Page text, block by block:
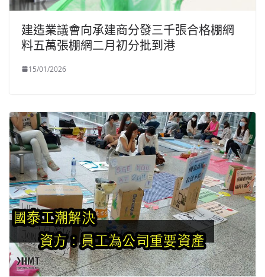
建造業議會向承建商分發三千張合格棚網
料五萬張棚網二月初分批到港
15/01/2026